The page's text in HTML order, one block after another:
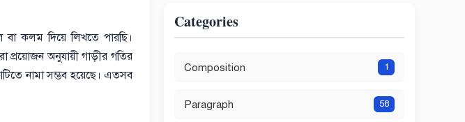
বা কলম দিয়ে লিখতে পারছি।
প্রয়োজন অনুযায়ী গাড়ীর গতির
নামা সম্ভব হয়েছে। এতসব
Categories
Composition 1
Paragraph 58